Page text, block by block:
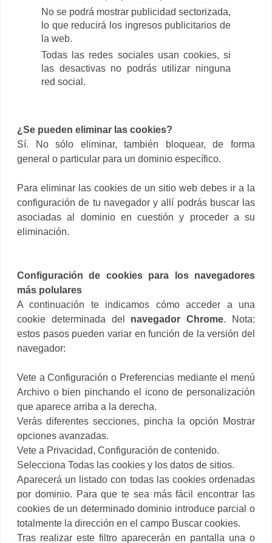
No se podrá mostrar publicidad sectorizada,
lo que reducirá los ingresos publicitarios de
la web.
Todas las redes sociales usan cookies, si
las desactivas no podrás utilizar ninguna
red social.
¿Se pueden eliminar las cookies?
Sí. No sólo eliminar, también bloquear, de forma
general o particular para un dominio específico.
Para eliminar las cookies de un sitio web debes ir a la
configuración de tu navegador y allí podrás buscar las
asociadas al dominio en cuestión y proceder a su
eliminación.
Configuración de cookies para los navegadores
más polulares
A continuación te indicamos cómo acceder a una
cookie determinada del navegador Chrome. Nota:
estos pasos pueden variar en función de la versión del
navegador:
Vete a Configuración o Preferencias mediante el menú
Archivo o bien pinchando el icono de personalización
que aparece arriba a la derecha.
Verás diferentes secciones, pincha la opción Mostrar
opciones avanzadas.
Vete a Privacidad, Configuración de contenido.
Selecciona Todas las cookies y los datos de sitios.
Aparecerá un listado con todas las cookies ordenadas
por dominio. Para que te sea más fácil encontrar las
cookies de un determinado dominio introduce parcial o
totalmente la dirección en el campo Buscar cookies.
Tras realizar este filtro aparecerán en pantalla una o